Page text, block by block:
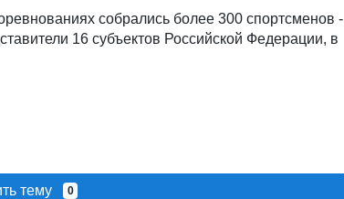
собрались более 300 спортсменов -
16 субъектов Российской Федерации, в
тему 0